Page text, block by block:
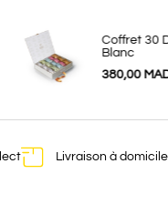
Coffret 30
Blanc
380,00
Livraison à domicile